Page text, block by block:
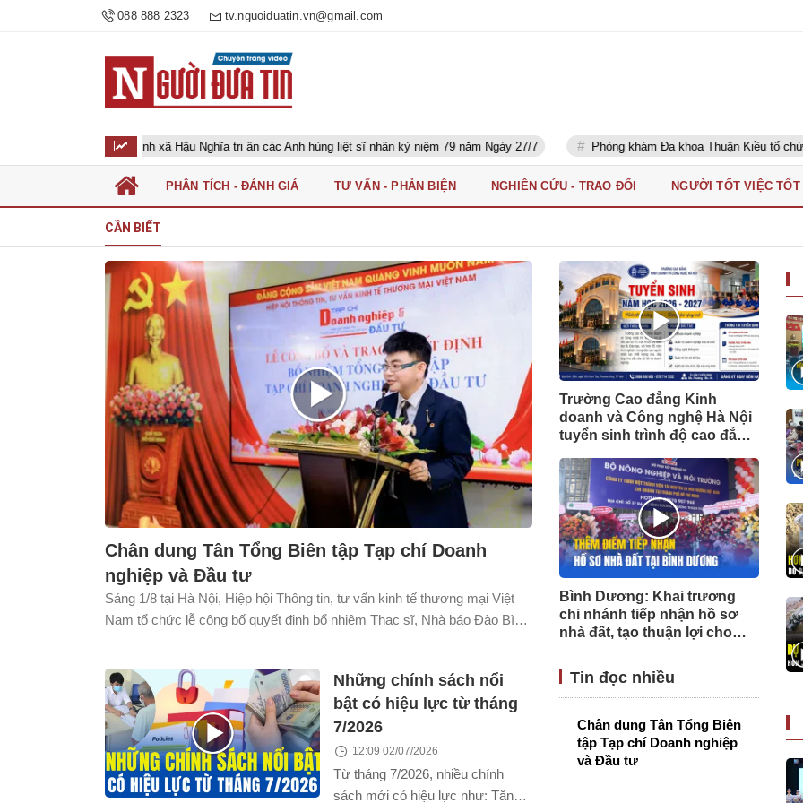
088 888 2323 tv.nguoiduatin.vn@gmail.com
chiến binh xã Hậu Nghĩa tri ân các Anh hùng liệt sĩ nhân kỷ niệm 79 năm Ngày 27/7 Phòng khám Đa khoa Thuận Kiều tổ chức khám sức
PHÂN TÍCH - ĐÁNH GIÁ TƯ VẤN - PHẢN BIỆN NGHIÊN CỨU - TRAO ĐỔI NGƯỜI TỐT VIỆC TỐT
CẦN BIẾT
Chân dung Tân Tổng Biên tập Tạp chí Doanh
nghiệp và Đầu tư
Sáng 1/8 tại Hà Nội, Hiệp hội Thông tin, tư vấn kinh tế thương mại Việt
Nam tổ chức lễ công bố quyết định bổ nhiệm Thạc sĩ, Nhà báo Đào Bình
đổi mới nội dung, đẩy mạnh chuyển đổi số và phát triển theo hướng
chuyên nghiệp, hiện đại.
Trường Cao đẳng Kinh
doanh và Công nghệ Hà Nội
tuyển sinh trình độ cao đẳng
2027
Bình Dương: Khai trương
chi nhánh tiếp nhận hồ sơ
nhà đất, tạo thuận lợi cho
thủ tục hành chính
Những chính sách nổi
bật có hiệu lực từ tháng
7/2026
12:09 02/07/2026
Từ tháng 7/2026, nhiều chính
sách mới có hiệu lực như: Tăng
Tin đọc nhiều
Chân dung Tân Tổng Biên
tập Tạp chí Doanh nghiệp
và Đầu tư